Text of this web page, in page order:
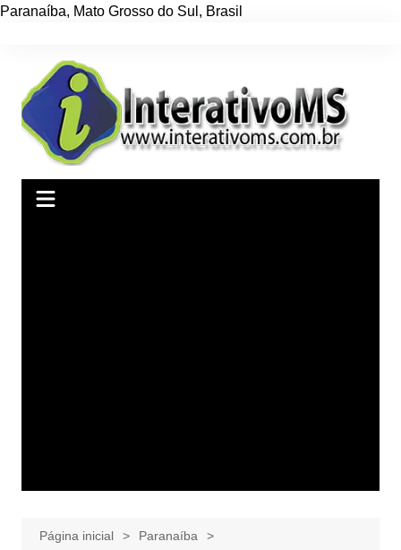
Paranaíba, Mato Grosso do Sul , Brasil
conteúdo
Página inicial
Paranaíba